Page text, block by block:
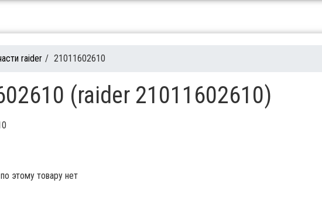
raider / 21011602610
(raider 21011602610)
этому товару нет